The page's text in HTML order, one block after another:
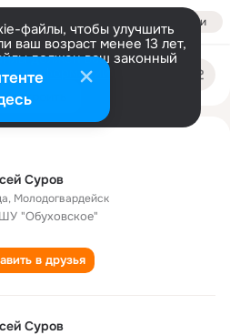
Войти
файлы, чтобы улучшить
ваш возраст менее 13 лет,
должен ваш законный
информации
Настроить
Суров
, Молодогвардейск
"Обуховское"
в друзья
Суров